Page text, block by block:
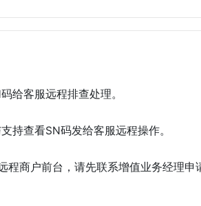
给客服远程排查处理。
持查看SN码发给客服远程操作。
商户前台，请先联系增值业务经理申